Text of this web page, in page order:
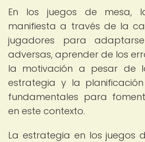
En los juegos de mesa,
manifiesta a través de la
jugadores para
adversas, aprender de los
la motivación a pesar de
estrategia y la
fundamentales para
en este contexto.
La estrategia en los juegos